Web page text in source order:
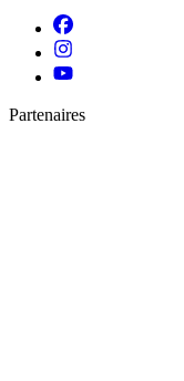
Partenaires